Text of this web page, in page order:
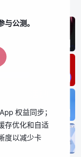
公测。
权益同步；
存优化和自适
度以减少卡